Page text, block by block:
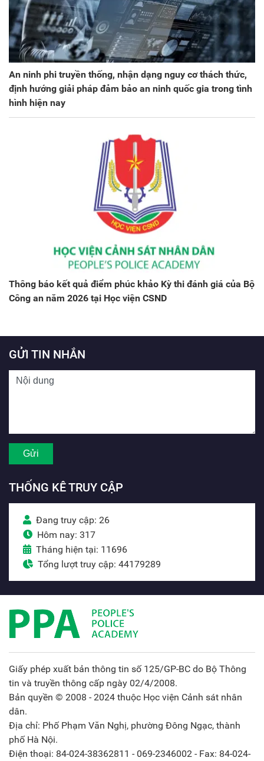
An ninh phi truyền thống, nhận dạng nguy cơ thách thức,
định hướng giải pháp đảm bảo an ninh quốc gia trong tình
hình hiện nay
Thông báo kết quả điểm phúc khảo Kỳ thi đánh giá của Bộ
Công an năm 2026 tại Học viện CSND
GỬI TIN NHẮN
THỐNG KÊ TRUY CẬP
Đang truy cập: 26
Hôm nay: 317
Tháng hiện tại: 11696
Tổng lượt truy cập: 44179289
Giấy phép xuất bản thông tin số 125/GP-BC do Bộ Thông
tin và truyền thông cấp ngày 02/4/2008.
Bản quyền © 2008 - 2024 thuộc Học viện Cảnh sát nhân
dân.
Địa chỉ: Phố Phạm Văn Nghị, phường Đông Ngạc, thành
phố Hà Nội.
Điện thoại: 84-024-38362811 - 069-2346002 - Fax: 84-024-